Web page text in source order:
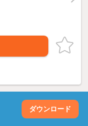
ダウンロード